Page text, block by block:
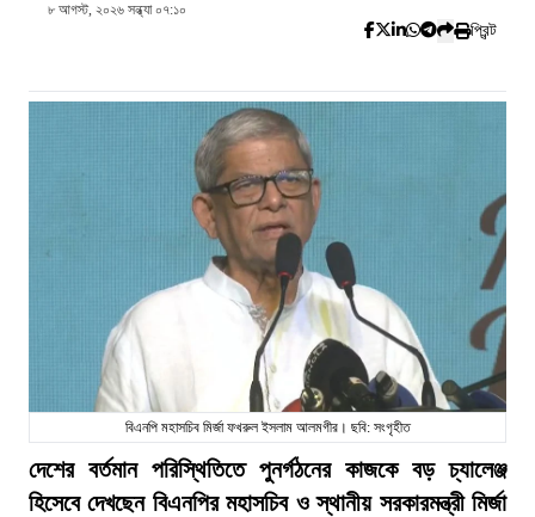
৮ আগস্ট, ২০২৬ সন্ধ্যা ০৭:১০
প্রিন্ট
বিএনপি মহাসচিব মির্জা ফখরুল ইসলাম আলমগীর। ছবি: সংগৃহীত
দেশের বর্তমান পরিস্থিতিতে পুনর্গঠনের কাজকে বড় চ্যালেঞ্জ
হিসেবে দেখছেন বিএনপির মহাসচিব ও স্থানীয় সরকারমন্ত্রী মির্জা